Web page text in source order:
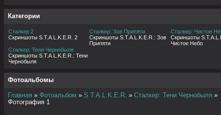
Категории
Сталкер 2
Скриншоты S.T.A.L.K.E.R. 2
Сталкер: Зов Припяти
Скриншоты S.T.A.L.K.E.R.: Зов
Припяти
Сталкер: Чистое
Скриншоты
Чистое Небо
Сталкер: Тени Чернобыля
Скриншоты S.T.A.L.K.E.R.: Тени
Чернобыля
Фотоальбомы
Главная » Фотоальбом » S.T.A.L.K.E.R. » Сталкер: Тени Чернобыля »
Фотография 1